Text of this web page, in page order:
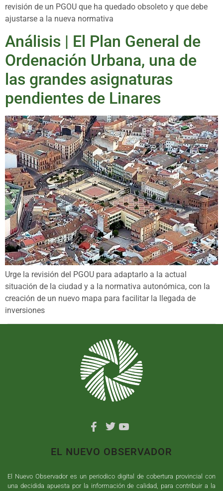
revisión de un PGOU que ha quedado obsoleto y que debe
ajustarse a la nueva normativa
Análisis | El Plan General de
Ordenación Urbana, una de
las grandes asignaturas
pendientes de Linares
Urge la revisión del PGOU para adaptarlo a la actual
situación de la ciudad y a la normativa autonómica, con la
creación de un nuevo mapa para facilitar la llegada de
inversiones
EL NUEVO OBSERVADOR
El Nuevo Observador es un periodico digital de cobertura provincial con
una decidida apuesta por la información de calidad, para contribuir a la